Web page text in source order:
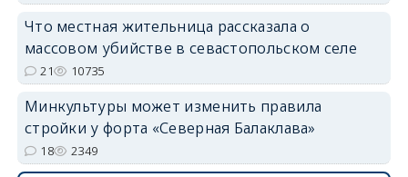
Что местная жительница рассказала о
массовом убийстве в севастопольском селе
21 10735
Минкультуры может изменить правила
стройки у форта «Северная Балаклава»
18 2349